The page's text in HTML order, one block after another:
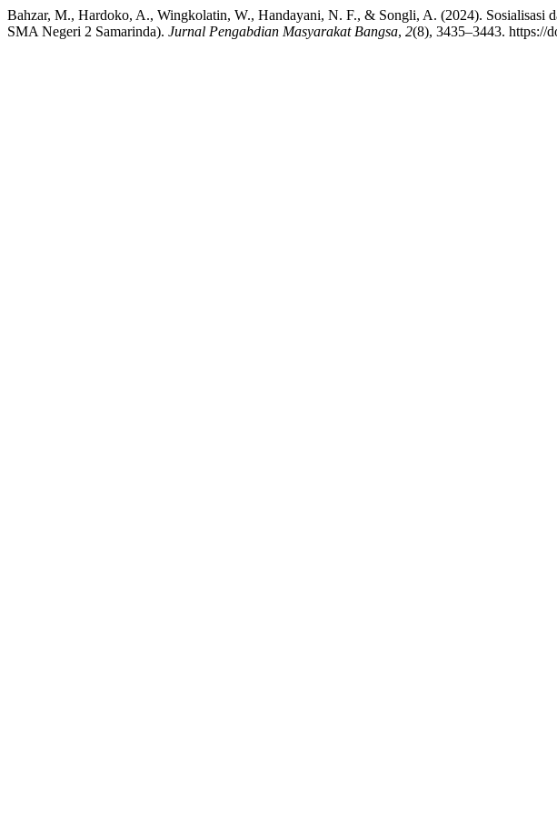
Bahzar, M., Hardoko, A., Wingkolatin, W., Handayani, N. F., & Songli, A. (2024). Sosialisasi
SMA Negeri 2 Samarinda). Jurnal Pengabdian Masyarakat Bangsa, 2(8), 3435–3443. https://